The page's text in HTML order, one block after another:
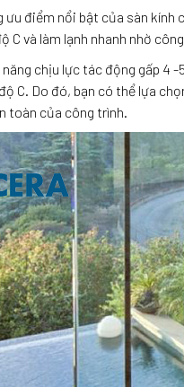
điểm nổi bật của sàn
C và làm lạnh nhanh nhờ
chịu lực tác động gấp 4
C. Do đó, bạn có thể lựa
toàn của công trình.